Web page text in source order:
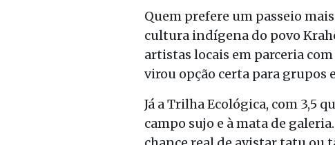
Quem prefere um passeio
cultura indígena do povo
artistas locais em parceria
virou opção certa para grupos
Já a Trilha Ecológica, com 3,5
campo sujo e à mata de